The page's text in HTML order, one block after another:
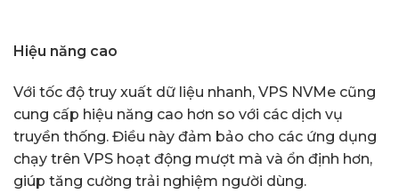
Hiệu năng cao
Với tốc độ truy xuất dữ liệu nhanh, VPS NVMe cũng
cung cấp hiệu năng cao hơn so với các dịch vụ
truyền thống. Điều này đảm bảo cho các ứng dụng
chạy trên VPS hoạt động mượt mà và ổn định hơn,
giúp tăng cường trải nghiệm người dùng.